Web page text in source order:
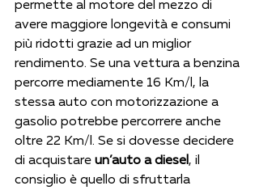
permette al motore del mezzo di
avere maggiore longevità e consumi
più ridotti grazie ad un miglior
rendimento. Se una vettura a benzina
percorre mediamente 16 Km/l, la
stessa auto con motorizzazione a
gasolio potrebbe percorrere anche
oltre 22 Km/l. Se si dovesse decidere
di acquistare un’auto a diesel, il
consiglio è quello di sfruttarla